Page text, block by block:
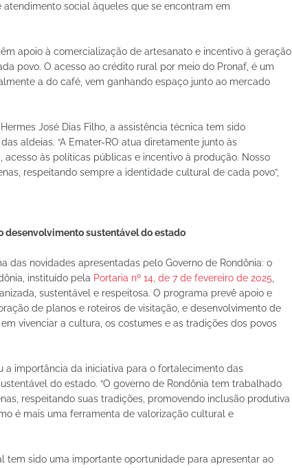
social àqueles que se encontram em
apoio à comercialização de artesanato e incentivo à geração
povo. O acesso ao crédito rural por meio do Pronaf, é um
a do café, vem ganhando espaço junto ao mercado
José Dias Filho, a assistência técnica tem sido
aldeias. “A Emater-RO atua diretamente junto às
às políticas públicas e incentivo à produção. Nosso
respeitando sempre a identidade cultural de cada povo”,
desenvolvimento sustentável do estado
das novidades apresentadas pelo Governo de Rondônia: o
instituído pela Portaria nº 14, de 7 de fevereiro de 2025,
sustentável e respeitosa. O programa prevê apoio e
de planos e roteiros de visitação, e desenvolvimento de
vivenciar a cultura, os costumes e as tradições dos povos
a importância da iniciativa para o fortalecimento das
do estado. “O governo de Rondônia tem trabalhado
respeitando suas tradições, promovendo inclusão produtiva
é mais uma ferramenta de valorização cultural e
tem sido uma importante oportunidade para apresentar ao